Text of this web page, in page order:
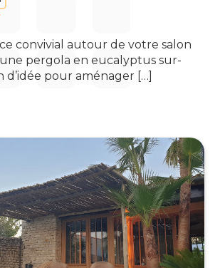
convivial autour de votre salon
pergola en eucalyptus sur-
d’idée pour aménager […]